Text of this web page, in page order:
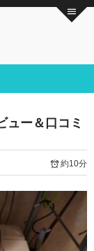
ュー＆口コミ
約10分